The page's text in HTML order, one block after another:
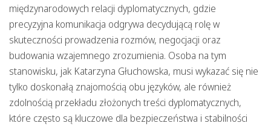
międzynarodowych relacji dyplomatycznych, gdzie
precyzyjna komunikacja odgrywa decydującą rolę w
skuteczności prowadzenia rozmów, negocjacji oraz
budowania wzajemnego zrozumienia. Osoba na tym
stanowisku, jak Katarzyna Głuchowska, musi wykazać się nie
tylko doskonałą znajomością obu języków, ale również
zdolnością przekładu złożonych treści dyplomatycznych,
które często są kluczowe dla bezpieczeństwa i stabilności